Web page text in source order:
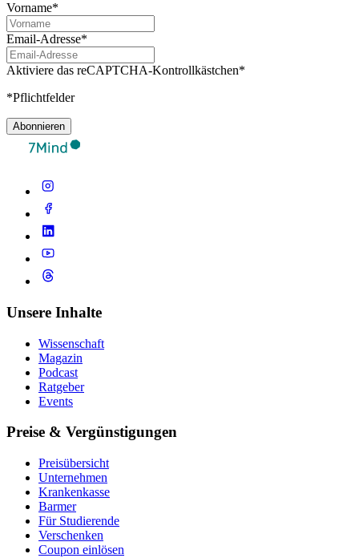
Vorname*
Email-Adresse*
Aktiviere das reCAPTCHA-Kontrollkästchen*
*Pflichtfelder
Abonnieren
Unsere Inhalte
Wissenschaft
Magazin
Podcast
Ratgeber
Events
Preise & Vergünstigungen
Preisübersicht
Unternehmen
Krankenkasse
Barmer
Für Studierende
Ver­schen­ken
Coupon einlösen